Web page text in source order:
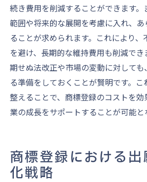
続き費用を削減することができます。
範囲や将来的な展開を考慮に入れ、
ることが求められます。これにより
を避け、長期的な維持費用も削減で
期せぬ法改正や市場の変動に対しても
る準備をしておくことが賢明です。こ
整えることで、商標登録のコストを
業の成長をサポートすることが可能と
商標登録における出
化戦略